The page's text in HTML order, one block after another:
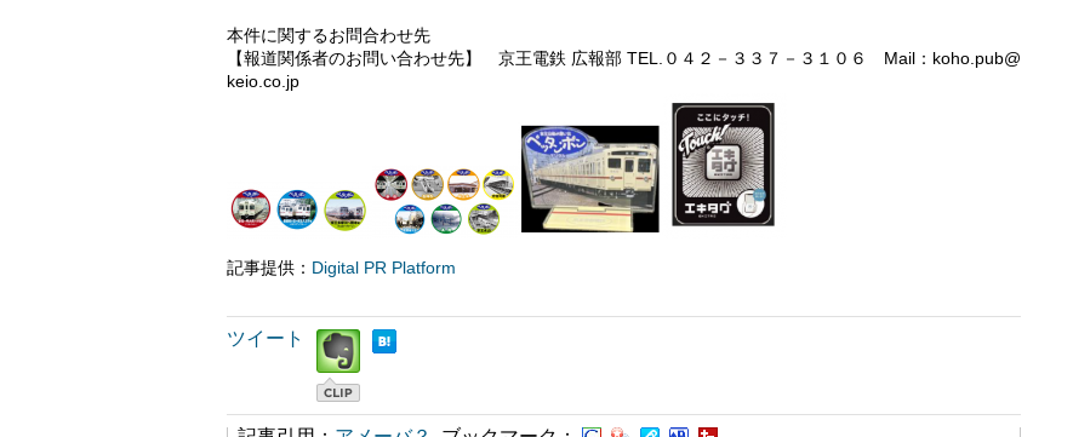
本件に関するお問合わせ先
【報道関係者のお問い合わせ先】 京王電鉄 広報部 TEL.０４２－３３７－３１０６ Mail：koho.pub@
keio.co.jp
記事提供： Digital PR Platform
ツイート